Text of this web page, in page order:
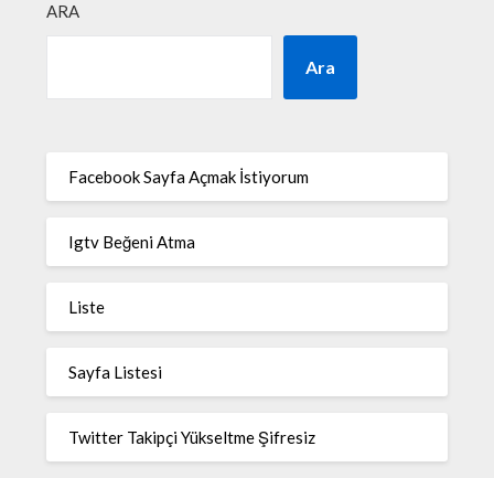
ARA
Ara
Facebook Sayfa Açmak İstiyorum
Igtv Beğeni Atma
Liste
Sayfa Listesi
Twitter Takipçi Yükseltme Şifresiz